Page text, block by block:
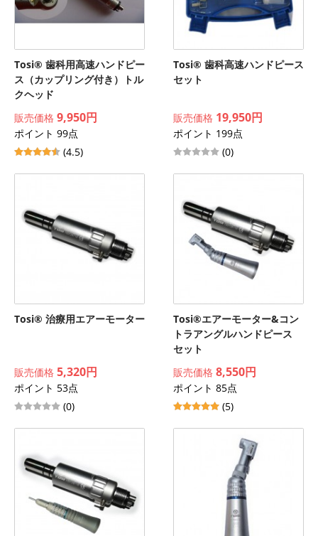
Tosi® 歯科用高速ハンドピー
ス（カップリング付き）トル
クヘッド
販売価格 9,950円
ポイント 99点
(4.5)
Tosi® 歯科高速ハンドピース
セット
販売価格 19,950円
ポイント 199点
(0)
Tosi® 治療用エアーモーター
販売価格 5,320円
ポイント 53点
(0)
Tosi®エアーモーター&コン
トラアングルハンドピース
セット
販売価格 8,550円
ポイント 85点
(5)